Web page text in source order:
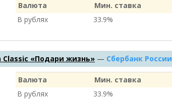
Валюта Мин. ставка
В рублях
33.9%
Classic «Подари жизнь» — Сбербанк России
Валюта Мин. ставка
В рублях
33.9%